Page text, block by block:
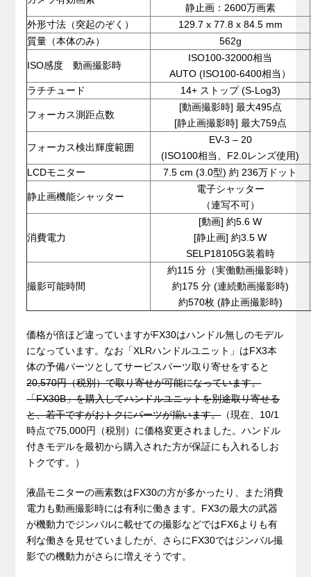
静止画：2600万画素
外形寸法（突起のぞく）
129.7 x 77.8 x 84.5 mm
質量（本体のみ）
562g
ISO感度 動画撮影時
ISO100-32000相当
AUTO (ISO100-6400相当）
ラチチュード
14+ ストップ (S-Log3)
フォーカス測距点数
[動画撮影時] 最大495点
[静止画撮影時] 最大759点
フォーカス検出輝度範囲
EV-3 – 20
(ISO100相当、F2.0レンズ使用)
LCDモニター
7.5 cm (3.0型) 約 236万ドット
静止画機能シャッター
電子シャッター
（連写不可）
消費電力
[動画] 約5.6 W
[静止画] 約3.5 W
SELP18105G装着時
撮影可能時間
約115 分（実働動画撮影時）
約175 分 (連続動画撮影時)
約570枚 (静止画撮影時)
価格が倍ほど違っていますがFX30はハンドル無しのモデル
になっています。なお「XLRハンドルユニット」はFX3本
体の予備パーツとしてサービスパーツ取り寄せをすると
20,570円（税別）で取り寄せが可能になっています。
「FX30B」を購入してハンドルユニットを別途取り寄せる
と、若干ですがおトクにパーツが揃います。（現在、10/1
時点で75,000円（税別）に価格変更されました。ハンドル
付きモデルを最初から購入された方が保証にも入れるしお
トクです。）
液晶モニターの画素数はFX30の方が多かったり、また消費
電力も動画撮影時には有利に働きます。FX3の最大の武器
が機動力でジンバルに載せての撮影などではFX6よりも有
利な働きを見せていましたが、さらにFX30ではジンバル撮
影での機動力がさらに増えそうです。